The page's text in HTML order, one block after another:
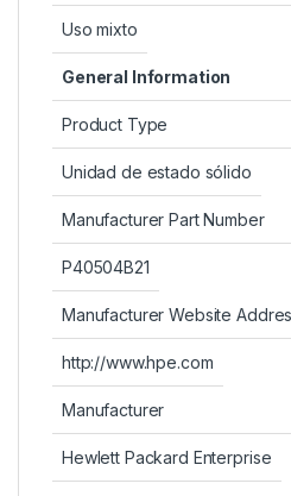
Uso mixto
General Information
Product Type
Unidad de estado sólido
Manufacturer Part Number
P40504B21
Manufacturer Website
http://www.hpe.com
Manufacturer
Hewlett Packard Enterprise